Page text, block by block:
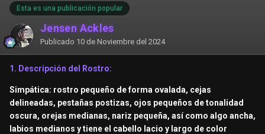
Esta es una publicación popular
Jensen Ackles
Publicado 10 de Noviembre del 2024
1. Descripción del Rostro:
Simpática: rostro pequeño de forma ovalada, cejas
delineadas, pestañas postizas, ojos pequeños de tonalidad
oscura, orejas medianas, nariz pequeña, así como algo ancha,
labios medianos y tiene el cabello lacio y largo de color